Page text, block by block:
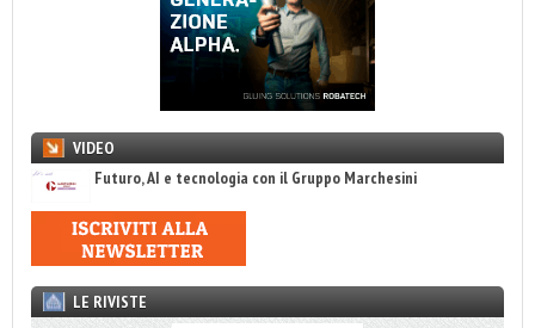
VIDEO
Futuro, AI e tecnologia con il Gruppo Marchesini
LE RIVISTE